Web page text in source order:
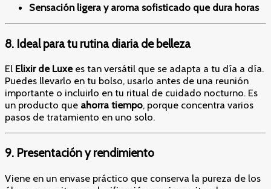
Sensación ligera y aroma sofisticado que dura horas
8. Ideal para tu rutina diaria de belleza
El Elixir de Luxees tan versátil que se adapta a tu día a día.
Puedes llevarlo en tu bolso, usarlo antes de una reunión
importante o incluirlo en tu ritual de cuidado nocturno. Es
un producto que ahorra tiempo, porque concentra varios
pasos de tratamiento en uno solo.
9. Presentación y rendimiento
Viene en un envase práctico que conserva la pureza de los